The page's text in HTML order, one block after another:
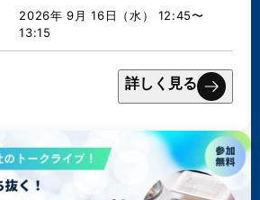
2026年 9月 16日（水） 12:45〜
13:15
詳しく見る